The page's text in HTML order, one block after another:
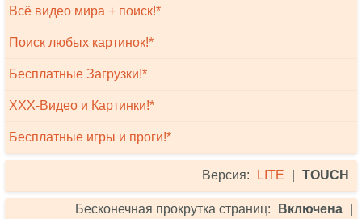
Всё видео мира + поиск!*
Поиск любых картинок!*
Бесплатные Загрузки!*
XXX-Видео и Картинки!*
Бесплатные игры и проги!*
Версия: LITE TOUCH
Бесконечная прокрутка страниц: Включена